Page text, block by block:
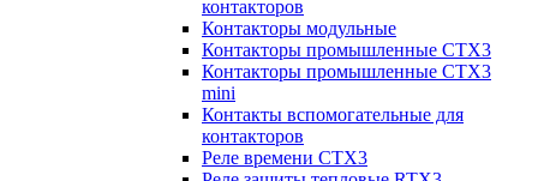
контакторов
Контакторы модульные
Контакторы промышленные CTX3
Контакторы промышленные CTX3
mini
Контакты вспомогательные для
контакторов
Реле времени CTX3